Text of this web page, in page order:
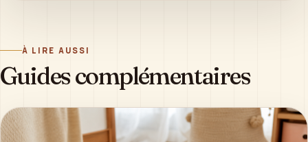
À LIRE AUSSI
Guides complémentaires